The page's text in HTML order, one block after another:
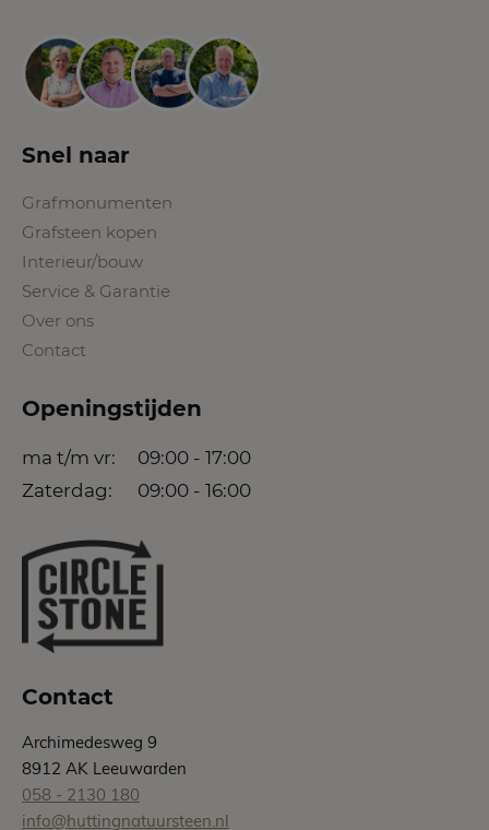
Snel naar
Grafmonumenten
Grafsteen kopen
Interieur/bouw
Service & Garantie
Over ons
Contact
Openingstijden
ma t/m vr:
09:00 - 17:00
Zaterdag:
09:00 - 16:00
Contact
Archimedesweg 9
8912 AK Leeuwarden
058 - 2130 180
info@huttingnatuursteen.nl